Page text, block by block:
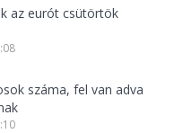
az eurót csütörtök
száma, fel van adva